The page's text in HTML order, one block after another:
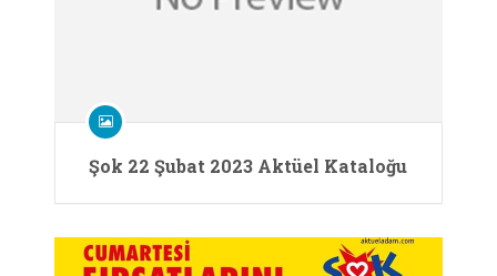
Şok 22 Şubat 2023 Aktüel Kataloğu